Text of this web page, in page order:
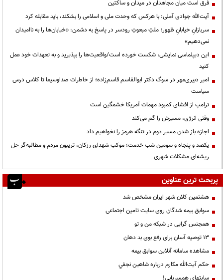
فرق است میان مجاهدان در میدان و ساکتین
آیت‌الله جوادی آملی: با هرکس که وحدت ملی و اسلامی را بشکند، باید مقابله کرد
سربازانِ خیابانِ ظهور؛ ملتِ مبعوثِ رودسر در پاسخ به دشمن: «خیابان‌ها را به ناامیدان
نمی‌دهیم»
این دیپلماسی نمایشی، شکست خورده است/واقعیت‌ها را بپذیرید و به تعهدات خود عمل
کنید
امیر دبیری‌مهر در سوگ دکتر ابوالقاسم قاسم‌زاده؛ از خاطرات صداوسیما تا کلاس درس
سیاست
ترامپ از افشای کمبود مهمات آمریکا خشمگین است
وقتی انرژی، مسیرش را گم می‌کند
اجازه باز شدن مسیر دوم در تنگه هرمز را نخواهیم داد
یکصد و پنجاه و سومین شب خدمت؛ موکب شهدای رزکان، تریبون مردم و مطالبه‌گر حل
ریشه‌ای مشکلات شهری
پربحث ترین عناوین
هشتمین کلان شهر ایران مشخص شد
سوابق بیمه شدگان روی سایت تامین اجتماعی
همجنس گرایی در شبکه من و تو
13 توصیه آسان برای رفع بوی بد دهان
مشاهده سامانه آنلاين سوابق بیمه
حكم آيت‌الله مكارم درباره شاهين نجفي
سایتهای همسریابی!